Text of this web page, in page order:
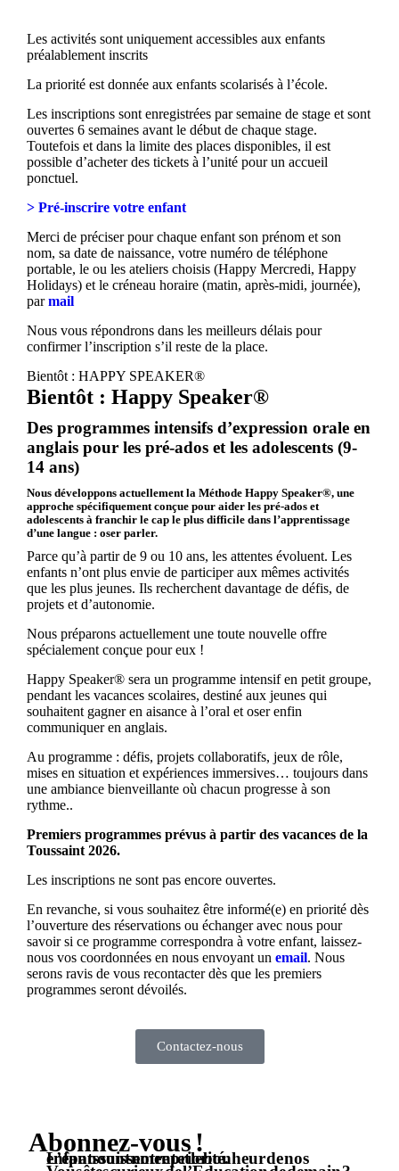
Les activités sont uniquement accessibles aux enfants
préalablement inscrits
La priorité est donnée aux enfants scolarisés à l’école.
Les inscriptions sont enregistrées par semaine de stage et sont
ouvertes 6 semaines avant le début de chaque stage.
Toutefois et dans la limite des places disponibles, il est
possible d’acheter des tickets à l’unité pour un accueil
ponctuel.
> Pré-inscrire votre enfant
Merci de préciser pour chaque enfant son prénom et son
nom, sa date de naissance, votre numéro de téléphone
portable, le ou les ateliers choisis (Happy Mercredi, Happy
Holidays) et le créneau horaire (matin, après-midi, journée),
parmail
Nous vous répondrons dans les meilleurs délais pour
confirmer l’inscription s’il reste de la place.
Bientôt : HAPPY SPEAKER®
Bientôt : Happy Speaker®
Des programmes intensifs d’expression orale en
anglais pour les pré-ados et les adolescents (9-
14 ans)
Nous développons actuellement la Méthode Happy Speaker®, une
approche spécifiquement conçue pour aider les pré-ados et
adolescents à franchir le cap le plus difficile dans l’apprentissage
d’une langue : oser parler.
Parce qu’à partir de 9 ou 10 ans, les attentes évoluent. Les
enfants n’ont plus envie de participer aux mêmes activités
que les plus jeunes. Ils recherchent davantage de défis, de
projets et d’autonomie.
Nous préparons actuellement une toute nouvelle offre
spécialement conçue pour eux !
Happy Speaker® sera un programme intensif en petit groupe,
pendant les vacances scolaires, destiné aux jeunes qui
souhaitent gagner en aisance à l’oral et oser enfin
communiquer en anglais.
Au programme : défis, projets collaboratifs, jeux de rôle,
mises en situation et expériences immersives… toujours dans
une ambiance bienveillante où chacun progresse à son
rythme..
Premiers programmes prévus à partir des vacances de la
Toussaint 2026.
Les inscriptions ne sont pas encore ouvertes.
En revanche, si vous souhaitez être informé(e) en priorité dès
l’ouverture des réservations ou échanger avec nous pour
savoir si ce programme correspondra à votre enfant, laissez-
nous vos coordonnées en nous envoyant un email. Nous
serons ravis de vous recontacter dès que les premiers
programmes seront dévoilés.
Contactez-nous
Abonnez-vous !
L’épanouissement et le bonheur de nos enfants sont notre priorité.